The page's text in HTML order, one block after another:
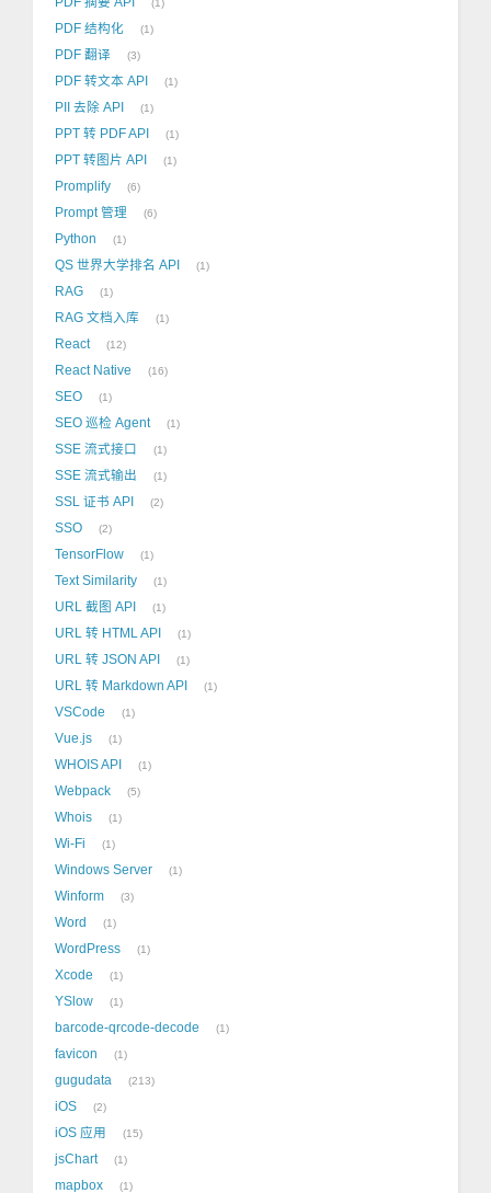
1
PDF 结构化 1
PDF 翻译 3
PDF 转文本 API 1
PII 去除 API 1
PPT 转 PDF API 1
PPT 转图片 API 1
Promplify 6
Prompt 管理 6
Python 1
QS 世界大学排名 API 1
RAG 1
RAG 文档入库 1
React 12
React Native 16
SEO 1
SEO 巡检 Agent 1
SSE 流式接口 1
SSE 流式输出 1
SSL 证书 API 2
SSO 2
TensorFlow 1
Text Similarity 1
URL 截图 API 1
URL 转 HTML API 1
URL 转 JSON API 1
URL 转 Markdown API 1
VSCode 1
Vue.js 1
WHOIS API 1
Webpack 5
Whois 1
Wi-Fi 1
Windows Server 1
Winform 3
Word 1
WordPress 1
Xcode 1
YSlow 1
barcode-qrcode-decode 1
favicon 1
gugudata 213
iOS 2
iOS 应用 15
jsChart 1
mapbox 1